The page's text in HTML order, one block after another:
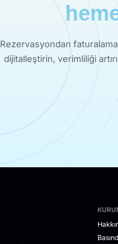
Rezervasyondan
dijitalleştirin, verimliliği